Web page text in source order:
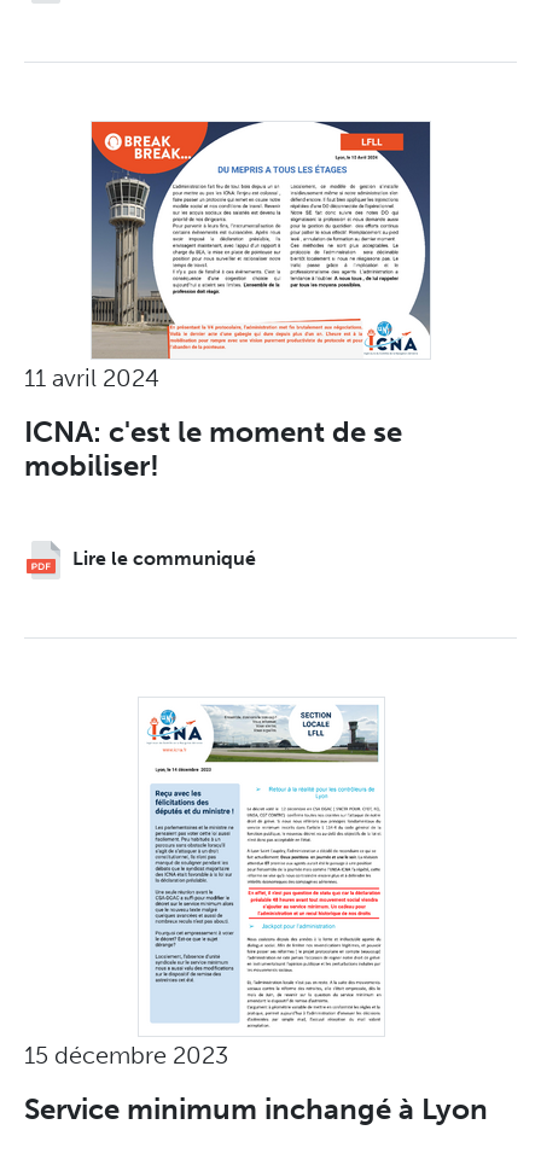
11 avril 2024
ICNA: c'est le moment de se
mobiliser!
Lire le communiqué
15 décembre 2023
Service minimum inchangé à Lyon